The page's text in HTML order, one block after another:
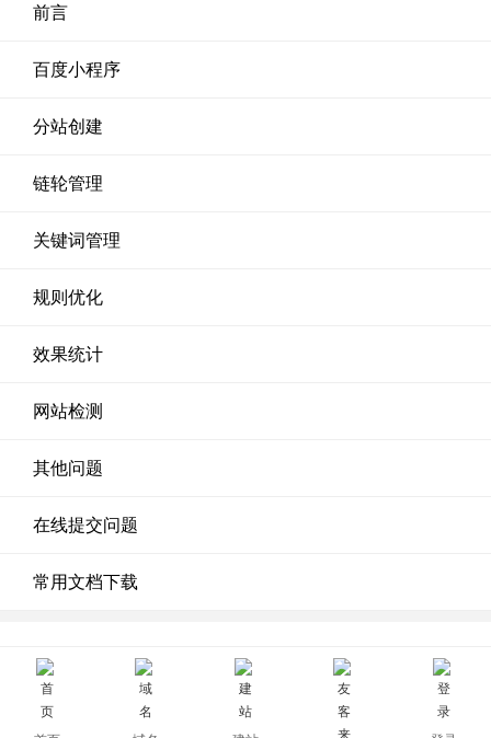
前言
百度小程序
分站创建
链轮管理
关键词管理
规则优化
效果统计
网站检测
其他问题
在线提交问题
常用文档下载
域名所有权 - 相关帮助 在线客服 服务热线： 400 622 8300
个记录 当前